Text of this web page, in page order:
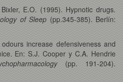
E.O. (1995). Hypnotic drugs.
of Sleep (pp.345-385). Berlín:
increase defensiveness and
En: S.J. Cooper y C.A. Hendrie
(pp. 191-204).